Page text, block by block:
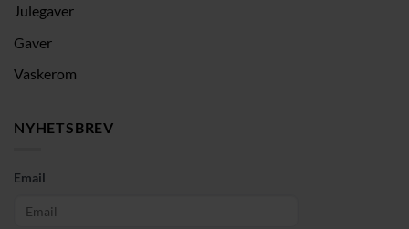
Julegaver
Gaver
Vaskerom
NYHETSBREV
Email